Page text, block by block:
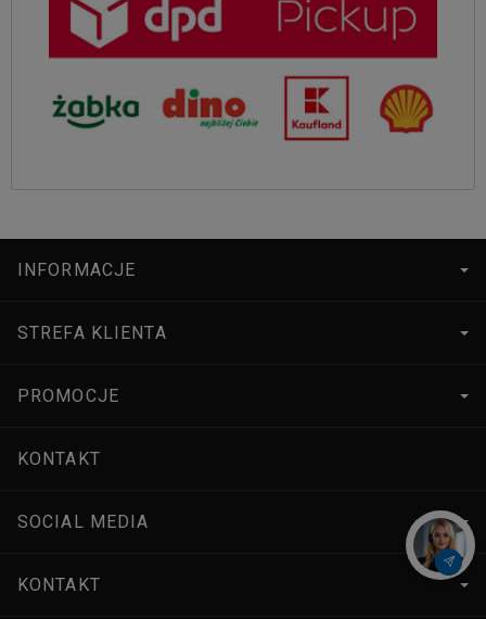
INFORMACJE
STREFA KLIENTA
PROMOCJE
KONTAKT
SOCIAL MEDIA
KONTAKT